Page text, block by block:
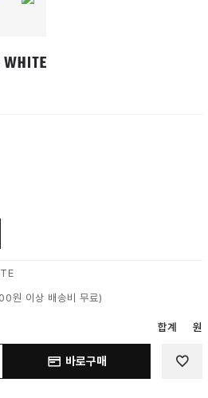
WHITE
이상 배송비 무료)
합계 원
바로구매